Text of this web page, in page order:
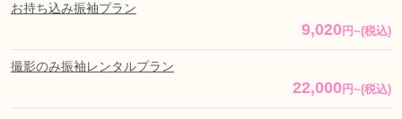
お持ち込み振袖プラン
9,020 円~(税込)
撮影のみ振袖レンタルプラン
22,000 円~(税込)